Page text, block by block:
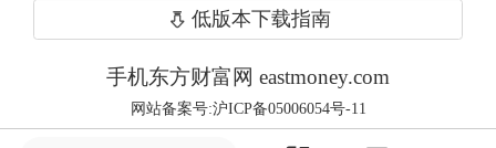
纽约期银日内一度涨7%。伦敦现货白
银价格13日一度大涨3%，逼近每盎司
低版本下载指南
手机东方财富网 eastmoney.com
网站备案号:沪ICP备05006054号-11